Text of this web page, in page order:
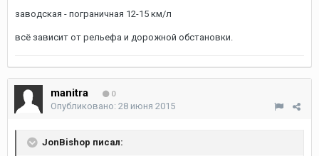
заводская - пограничная 12-15 км/л
всё зависит от рельефа и дорожной обстановки.
manitra 0
Опубликовано: 28 июня 2015
JonBishop писал: